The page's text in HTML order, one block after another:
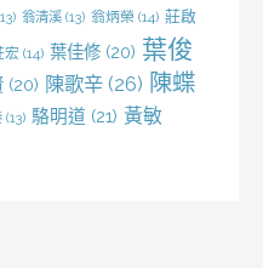
翁清溪 (13) 翁炳榮 (14) 莊啟
宏 (14) 葉佳修 (20) 葉俊
(20) 陳歌辛 (26) 陳蝶
(13) 駱明道 (21) 黃敏